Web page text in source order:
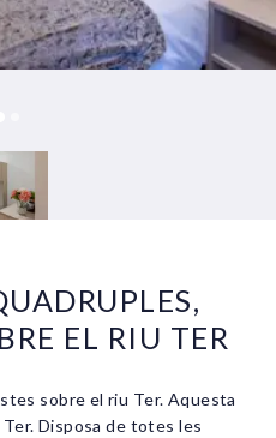
EL RIU TER
sobre el riu Ter. Aquesta
Disposa de totes les